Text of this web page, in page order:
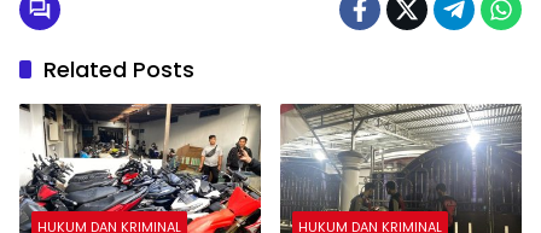
Related Posts
HUKUM DAN KRIMINAL HUKUM DAN KRIMINAL